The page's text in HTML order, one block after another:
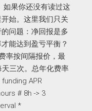
如果你还没有读过这
始。这里我们只关
问题：净回报是多
能达到盈亏平衡？
率按间隔报价，最
三次。总年化费率
APR
# 8h -> 3
*